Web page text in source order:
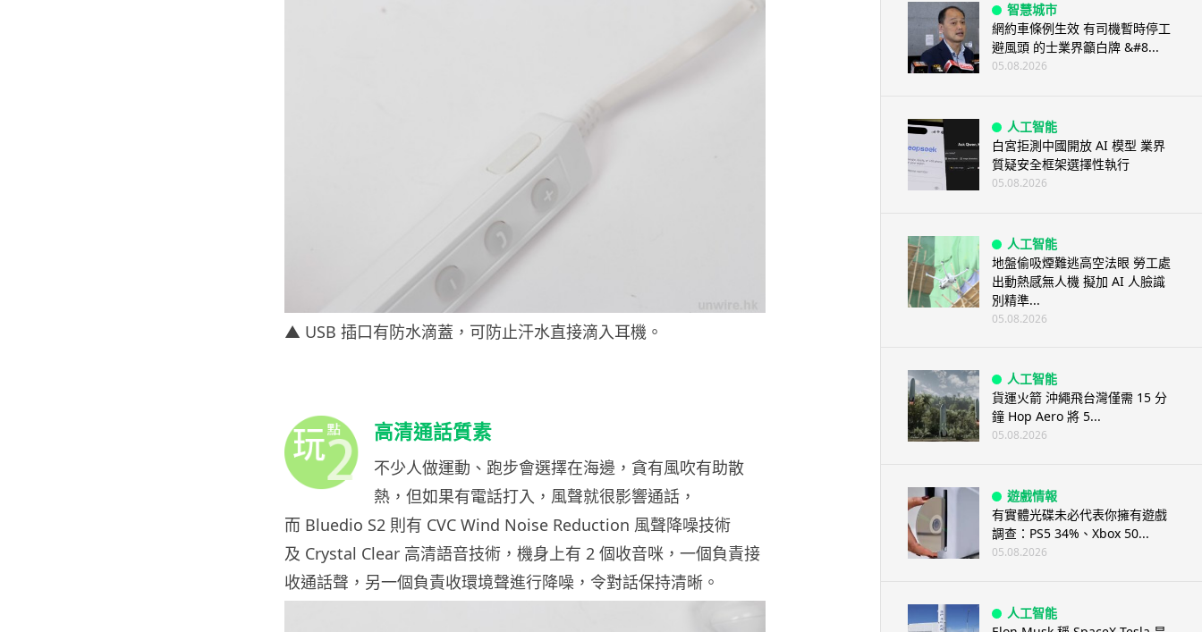
▲ USB 插口有防水滴蓋，可防止汗水直接滴入耳機。
高清通話質素
不少人做運動、跑步會選擇在海邊，貪有風吹有助散
熱，但如果有電話打入，風聲就很影響通話，
而 Bluedio S2 則有 CVC Wind Noise Reduction 風聲降噪技術
及 Crystal Clear 高清語音技術，機身上有 2 個收音咪，一個負責接
收通話聲，另一個負責收環境聲進行降噪，令對話保持清晰。
智慧城市
網約車條例生效 有司機暫時停工
避風頭 的士業界籲白牌 &#8...
05.08.2026
人工智能
白宮拒測中國開放 AI 模型 業界
質疑安全框架選擇性執行
05.08.2026
人工智能
地盤偷吸煙難逃高空法眼 勞工處
出動熱感無人機 擬加 AI 人臉識
別精準...
05.08.2026
人工智能
貨運火箭 沖繩飛台灣僅需 15 分
鐘 Hop Aero 將 5...
05.08.2026
遊戲情報
有實體光碟未必代表你擁有遊戲
調查：PS5 34%、Xbox 50...
05.08.2026
人工智能